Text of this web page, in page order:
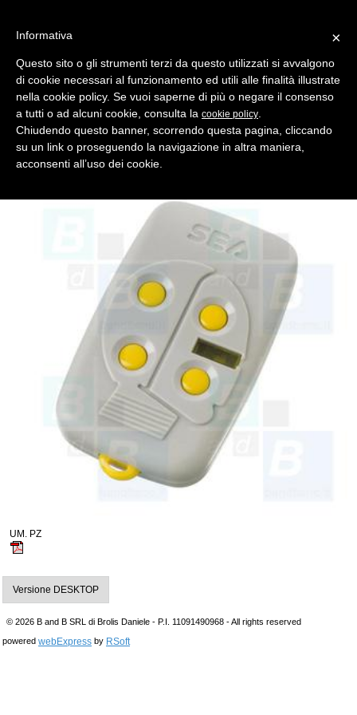
Indietro
TELECOMANDI ROLLING CODE > SEA
telecomando sea head 868 rolling code 4 canali
Telecomando cancello SEA HEAD 868, 4 canali, rolling code
UM. PZ
Versione DESKTOP
© 2026 B and B SRL di Brolis Daniele - P.I. 11091490968 - All rights reserved
powered webExpress by RSoft
×
Informativa
Questo sito o gli strumenti terzi da questo utilizzati si avvalgono
di cookie necessari al funzionamento ed utili alle finalità illustrate
nella cookie policy. Se vuoi saperne di più o negare il consenso
a tutti o ad alcuni cookie, consulta la cookie policy
Chiudendo questo banner, scorrendo questa pagina, cliccando
su un link o proseguendo la navigazione in altra maniera,
acconsenti all’uso dei cookie.